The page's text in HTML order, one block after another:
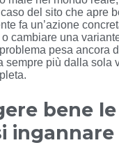
del sito che apre
fa un’azione
cambiare una
pesa ancora
sempre più dalla sola
bene
ingannare